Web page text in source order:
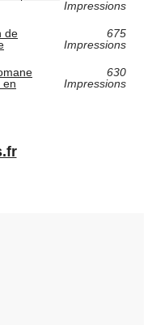
Impressions
de
675
Impressions
en
630
Impressions